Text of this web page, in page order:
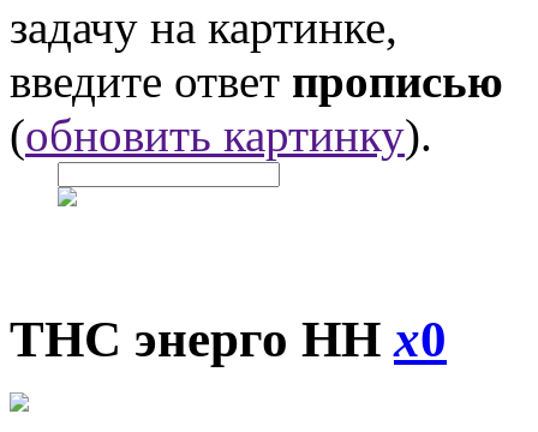
задачу на картинке,
введите ответ прописью
(обновить картинку).
ТНС энерго ННx0